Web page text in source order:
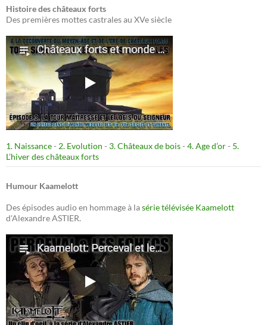
Histoire des châteaux forts
Des premières mottes castrales au XVe siècle
1. Naissance- 2. Evolution - 3. Châteaux de bois- 4. Age d’or- 5.
L’hiver des châteaux forts
Humour Kaamelott
Des épisodes audio en hommage à lasérie télévisée Kaamelott
d'Alexandre ASTIER.